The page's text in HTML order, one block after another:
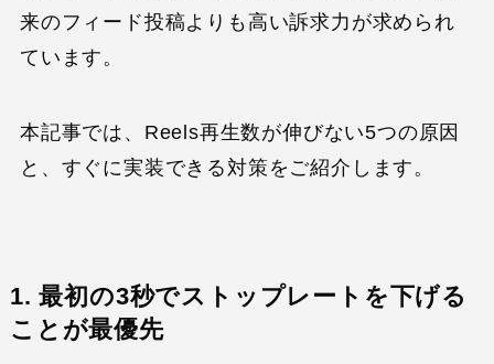
来のフィード投稿よりも高い訴求力が求められ
ています。
本記事では、Reels再生数が伸びない5つの原因
と、すぐに実装できる対策をご紹介します。
1. 最初の3秒でストップレートを下げる
ことが最優先